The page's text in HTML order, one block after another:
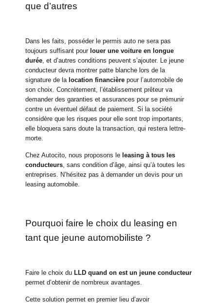
que d’autres
Dans les faits, posséder le permis auto ne sera pas
toujours suffisant pour louer une voiture en longue
durée , et d’autres conditions peuvent s’ajouter. Le jeune
conducteur devra montrer patte blanche lors de la
signature de la location financière pour l’automobile de
son choix. Concrètement, l’établissement prêteur va
demander des garanties et assurances pour se prémunir
contre un éventuel défaut de paiement. Si la société
considère que les risques pour elle sont trop importants,
elle bloquera sans doute la transaction, qui restera lettre-
morte.
Chez Autocito, nous proposons le leasing à tous les
conducteurs , sans condition d’âge, ainsi qu’à toutes les
entreprises. N’hésitez pas à demander un devis pour un
leasing automobile.
Pourquoi faire le choix du leasing en
tant que jeune automobiliste ?
Faire le choix du LLD quand on est un jeune conducteur
permet d’obtenir de nombreux avantages.
Cette solution permet en premier lieu d’avoir